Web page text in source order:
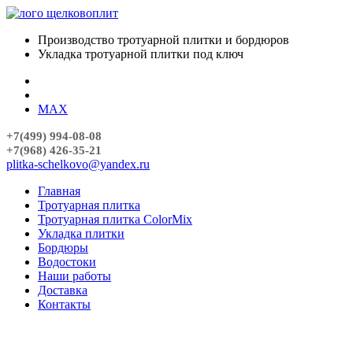
Производство тротуарной плитки и бордюров
Укладка тротуарной плитки под ключ
MAX
+7(499) 994-08-08
+7(968) 426-35-21
plitka-schelkovo@yandex.ru
Главная
Тротуарная плитка
Тротуарная плитка ColorMix
Укладка плитки
Бордюры
Водостоки
Наши работы
Доставка
Контакты